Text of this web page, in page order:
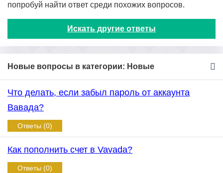
попробуй найти ответ среди похожих вопросов.
Искать другие ответы
Новые вопросы в категории: Новые
Что делать, если забыл пароль от аккаунта
Вавада?
Ответы (0)
Как пополнить счет в Vavada?
Ответы (0)